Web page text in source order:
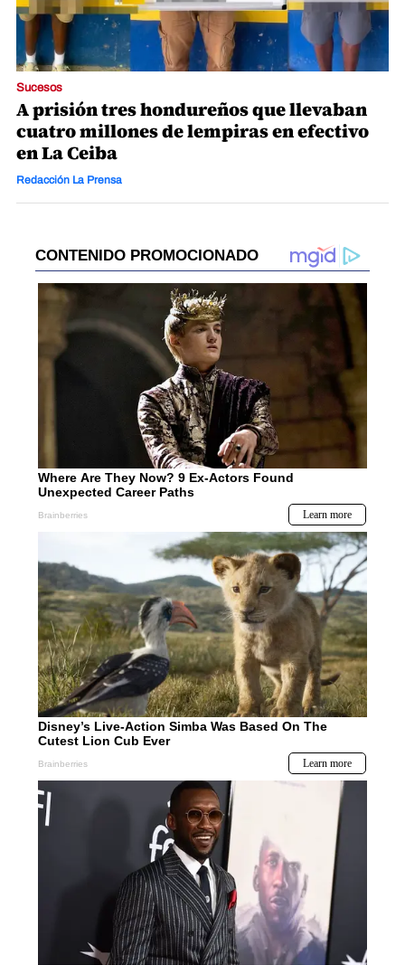
Sucesos
A prisión tres hondureños que llevaban
cuatro millones de lempiras en efectivo
en La Ceiba
Redacción La Prensa